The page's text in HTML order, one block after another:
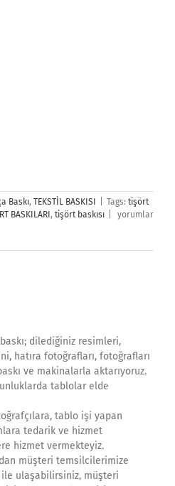
Baskı, TEKSTİL BASKISI Tags: tişört
BASKILARI , tişört baskısı
TİŞÖRT
yorumlar
dilediğiniz resimleri,
hatıra fotoğrafları, fotoğrafları
ve makinalarla aktarıyoruz.
tablolar elde
tablo işi yapan
tedarik ve hizmet
hizmet vermekteyiz.
müşteri temsilcilerimize
ulaşabilirsiniz, müşteri